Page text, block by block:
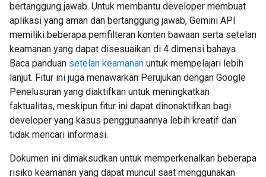
bertanggung jawab. Untuk membantu developer membuat
aplikasi yang aman dan bertanggung jawab, Gemini API
memiliki beberapa pemfilteran konten bawaan serta setelan
keamanan yang dapat disesuaikan di 4 dimensi bahaya.
Baca panduan setelan keamanan untuk mempelajari lebih
lanjut. Fitur ini juga menawarkan Perujukan dengan Google
Penelusuran yang diaktifkan untuk meningkatkan
faktualitas, meskipun fitur ini dapat dinonaktifkan bagi
developer yang kasus penggunaannya lebih kreatif dan
tidak mencari informasi.
Dokumen ini dimaksudkan untuk memperkenalkan beberapa
risiko keamanan yang dapat muncul saat menggunakan